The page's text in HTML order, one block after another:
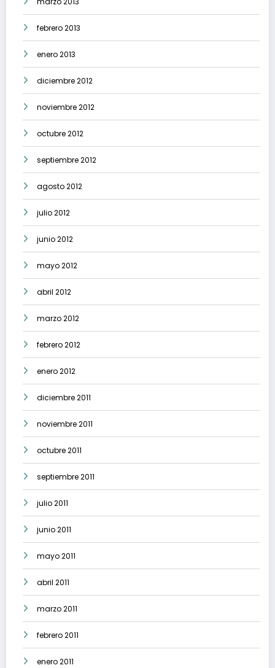
febrero 2013
enero 2013
diciembre 2012
noviembre 2012
octubre 2012
septiembre 2012
agosto 2012
julio 2012
junio 2012
mayo 2012
abril 2012
marzo 2012
febrero 2012
enero 2012
diciembre 2011
noviembre 2011
octubre 2011
septiembre 2011
julio 2011
junio 2011
mayo 2011
abril 2011
marzo 2011
febrero 2011
enero 2011